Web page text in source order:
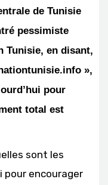
de Tunisie
pessimiste
Tunisie, en disant,
»,
pour
total est
sont les
pour encourager